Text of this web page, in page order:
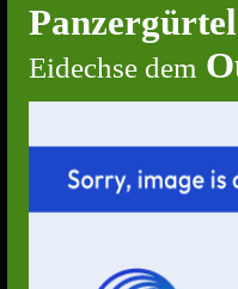
Eidechse dem